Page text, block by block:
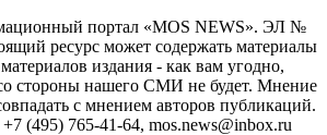
портал «MOS NEWS». ЭЛ №
ресурс может содержать материалы
издания - как вам угодно,
стороны нашего СМИ не будет. Мнение
с мнением авторов публикаций.
(495) 765-41-64, mos.news@inbox.ru